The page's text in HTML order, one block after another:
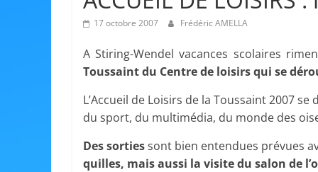
17 octobre 2007 Frédéric AMELLA
A Stiring-Wendel vacances scolaires
Toussaint du Centre de loisirs qui se
L’Accueil de Loisirs de la Toussaint 2007
du sport, du multimédia, du monde des
Des sortiessont bien entendues prévues
quilles, mais aussi la visite du salon de